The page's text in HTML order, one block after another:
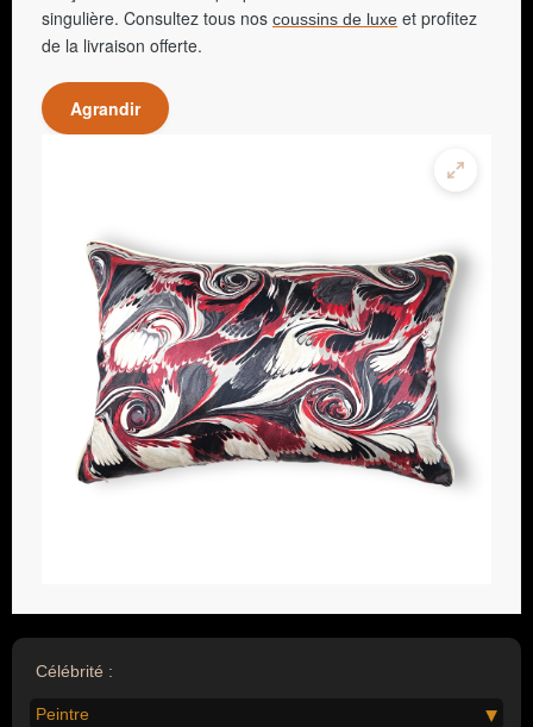
singulière. Consultez tous nos coussins de luxe et profitez
de la livraison offerte.
Agrandir
Célébrité :
Peintre